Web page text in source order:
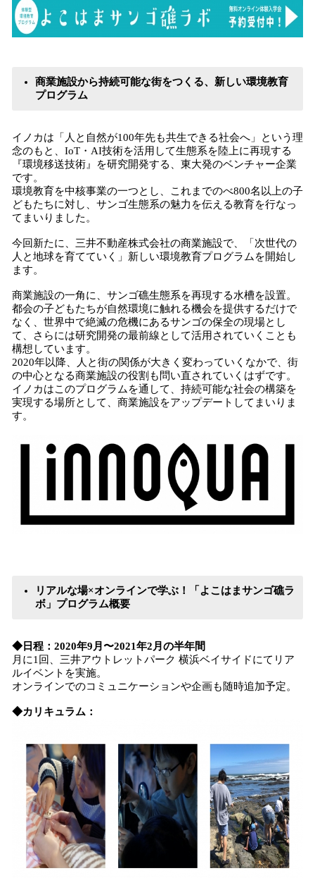
商業施設から持続可能な街をつくる、新しい環境教育
プログラム
イノカは「人と自然が100年先も共生できる社会へ」という理
念のもと、IoT・AI技術を活用して生態系を陸上に再現する
『環境移送技術』を研究開発する、東大発のベンチャー企業
です。
環境教育を中核事業の一つとし、これまでのべ800名以上の子
どもたちに対し、サンゴ生態系の魅力を伝える教育を行なっ
てまいりました。
今回新たに、三井不動産株式会社の商業施設で、「次世代の
人と地球を育てていく」新しい環境教育プログラムを開始し
ます。
商業施設の一角に、サンゴ礁生態系を再現する水槽を設置。
都会の子どもたちが自然環境に触れる機会を提供するだけで
なく、世界中で絶滅の危機にあるサンゴの保全の現場とし
て、さらには研究開発の最前線として活用されていくことも
構想しています。
2020年以降、人と街の関係が大きく変わっていくなかで、街
の中心となる商業施設の役割も問い直されていくはずです。
イノカはこのプログラムを通して、持続可能な社会の構築を
実現する場所として、商業施設をアップデートしてまいりま
す。
リアルな場×オンラインで学ぶ！「よこはまサンゴ礁ラ
ボ」プログラム概要
◆日程：2020年9月〜2021年2月の半年間
月に1回、三井アウトレットパーク 横浜ベイサイドにてリア
ルイベントを実施。
オンラインでのコミュニケーションや企画も随時追加予定。
◆カリキュラム：